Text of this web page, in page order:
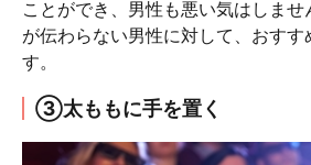
ことができ、男性も悪い気はしま
が伝わらない男性に対して、おす
す。
③太ももに手を置く